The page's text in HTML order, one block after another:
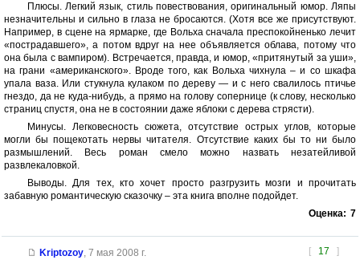
Плюсы. Легкий язык, стиль повествования, оригинальный юмор. Ляпы
незначительны и сильно в глаза не бросаются. (Хотя все же присутствуют.
Например, в сцене на ярмарке, где Вольха сначала преспокойненько лечит
«пострадавшего», а потом вдруг на нее объявляется облава, потому что
она была с вампиром). Встречается, правда, и юмор, «притянутый за уши»,
на грани «американского». Вроде того, как Вольха чихнула – и со шкафа
упала ваза. Или стукнула кулаком по дереву — и с него свалилось птичье
гнездо, да не куда-нибудь, а прямо на голову сопернице (к слову, несколько
страниц спустя, она не в состоянии даже яблоки с дерева стрясти).
Минусы. Легковесность сюжета, отсутствие острых углов, которые
могли бы пощекотать нервы читателя. Отсутствие каких бы то ни было
размышлений. Весь роман смело можно назвать незатейливой
развлекаловкой.
Выводы. Для тех, кто хочет просто разгрузить мозги и прочитать
забавную романтическую сказочку – эта книга вполне подойдет.
Оценка: 7
[ 17 ]
Kriptozoy, 7 мая 2008 г.